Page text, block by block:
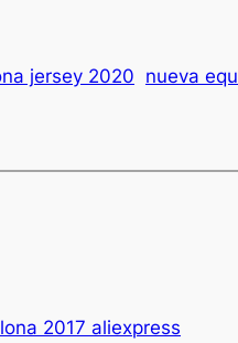
jersey 2020 nueva
2017 aliexpress